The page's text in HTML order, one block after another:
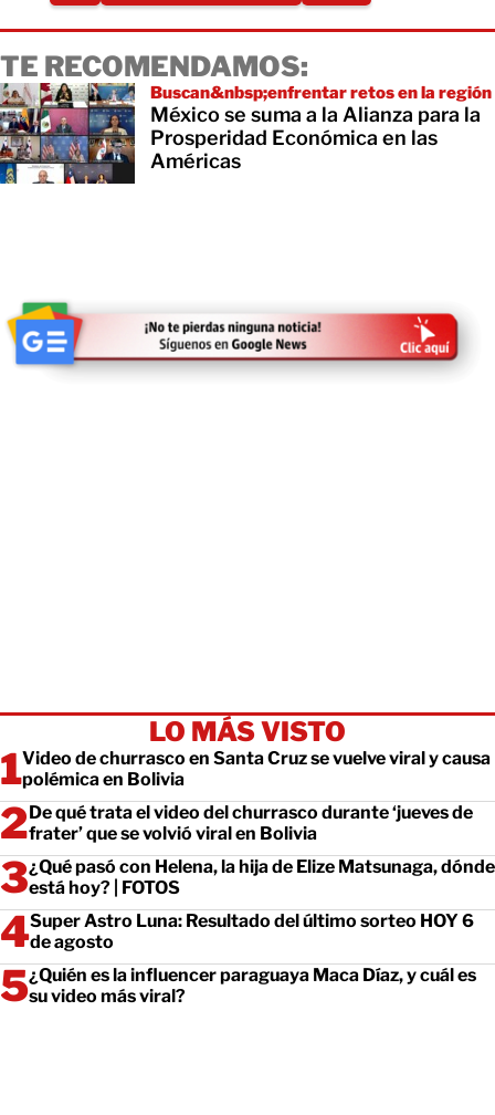
TE RECOMENDAMOS:
Buscan&nbsp;enfrentar retos en la región
México se suma a la Alianza para la
Prosperidad Económica en las
Américas
LO MÁS VISTO
Video de churrasco en Santa Cruz se vuelve viral y causa
polémica en Bolivia
De qué trata el video del churrasco durante ‘jueves de
frater’ que se volvió viral en Bolivia
¿Qué pasó con Helena, la hija de Elize Matsunaga, dónde
está hoy? | FOTOS
Super Astro Luna: Resultado del último sorteo HOY 6
de agosto
¿Quién es la influencer paraguaya Maca Díaz, y cuál es
su video más viral?